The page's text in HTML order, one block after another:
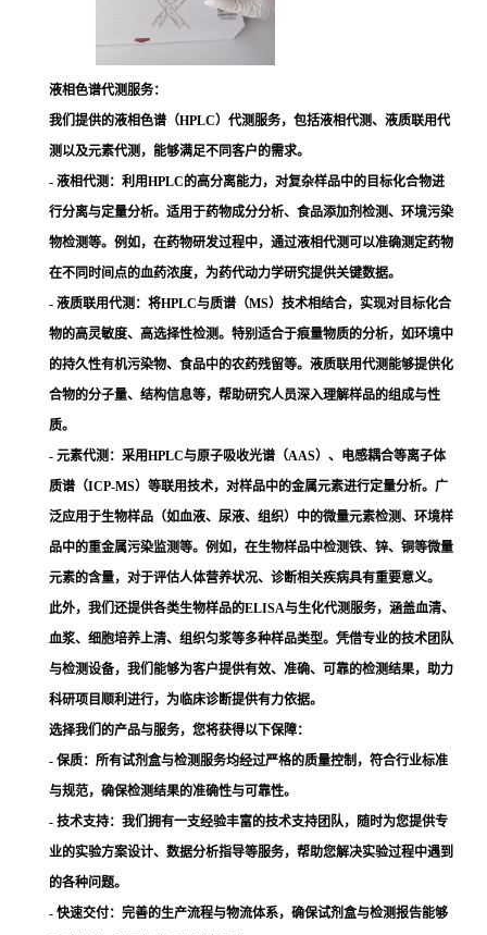
液相色谱代测服务：
我们提供的液相色谱（HPLC）代测服务，包括液相代测、液质联用代
测以及元素代测，能够满足不同客户的需求。
- 液相代测： 利用HPLC的高分离能力，对复杂样品中的目标化合物进
行分离与定量分析。适用于药物成分分析、食品添加剂检测、环境污染
物检测等。例如，在药物研发过程中，通过液相代测可以准确测定药物
在不同时间点的血药浓度，为药代动力学研究提供关键数据。
- 液质联用代测 ：将HPLC与质谱（MS）技术相结合，实现对目标化合
物的高灵敏度、高选择性检测。特别适合于痕量物质的分析，如环境中
的持久性有机污染物、食品中的农药残留等。液质联用代测能够提供化
合物的分子量、结构信息等，帮助研究人员深入理解样品的组成与性
质。
- 元素代测： 采用HPLC与原子吸收光谱（AAS）、电感耦合等离子体
质谱（ICP-MS）等联用技术，对样品中的金属元素进行定量分析。广
泛应用于生物样品（如血液、尿液、组织）中的微量元素检测、环境样
品中的重金属污染监测等。例如，在生物样品中检测铁、锌、铜等微量
元素的含量，对于评估人体营养状况、诊断相关疾病具有重要意义。
此外，我们还提供各类生物样品的ELISA与生化代测服务，涵盖血清、
血浆、细胞培养上清、组织匀浆等多种样品类型。凭借专业的技术团队
与检测设备，我们能够为客户提供有效、准确、可靠的检测结果，助力
科研项目顺利进行，为临床诊断提供有力依据。
选择我们的产品与服务，您将获得以下保障：
- 保质：所有试剂盒与检测服务均经过严格的质量控制，符合行业标准
与规范，确保检测结果的准确性与可靠性。
- 技术支持：我们拥有一支经验丰富的技术支持团队，随时为您提供专
业的实验方案设计、数据分析指导等服务，帮助您解决实验过程中遇到
的各种问题。
- 快速交付：完善的生产流程与物流体系，确保试剂盒与检测报告能够